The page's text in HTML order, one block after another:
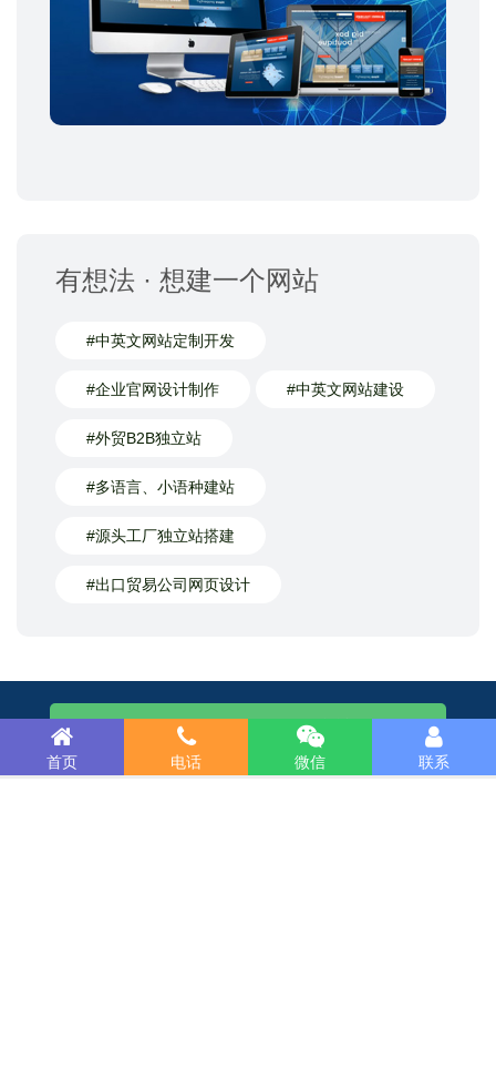
有想法 · 想建一个网站
#中英文网站定制开发
#企业官网设计制作 #中英文网站建设
#外贸B2B独立站
#多语言、小语种建站
#源头工厂独立站搭建
#出口贸易公司网页设计
15989229398（微信咨询）
首页 电话 微信 联系